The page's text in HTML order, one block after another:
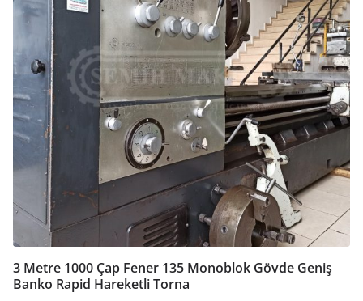
3 Metre 1000 Çap Fener 135 Monoblok Gövde Geniş
Banko Rapid Hareketli Torna